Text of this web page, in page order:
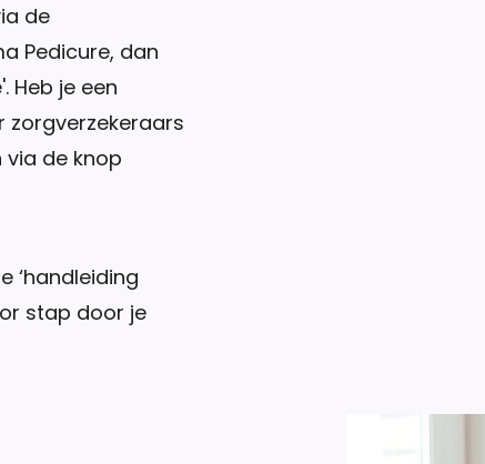
de
Pedicure, dan
Heb je een
zorgverzekeraars
de knop
‘handleiding
stap door je